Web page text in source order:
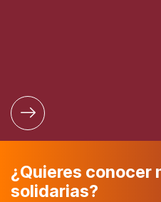
¿Quieres conocer
solidarias?